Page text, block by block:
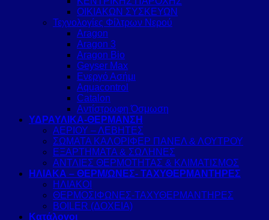
ΟΙΚΙΑΚΩΝ ΣΥΣΚΕΥΩΝ
Τεχνολογίες Φίλτρων Νερού
Aragon
Aragon 3
Aragon Bio
Geyser Max
Ενεργό Ασήμι
Aquacontrol
Catalon
Αντίστρωφη Όσμωση
ΥΔΡΑΥΛΙΚΑ-ΘΕΡΜΑΝΣΗ
ΑΕΡΙΟΥ – ΛΕΒΗΤΕΣ
ΣΩΜΑΤΑ ΚΑΛΟΡΙΦΕΡ ΠΑΝΕΛ & ΛΟΥΤΡΟΥ
ΕΞΑΡΤΗΜΑΤΑ & ΣΩΛΗΝΕΣ
ΑΝΤΛΙΕΣ ΘΕΡΜΟΤΗΤΑΣ & ΚΛΙΜΑΤΙΣΜΟΣ
ΗΛΙΑΚΑ – ΘΕΡΜ/ΩΝΕΣ- ΤΑΧΥΘΕΡΜΑΝΤΗΡΕΣ
ΗΛΙΑΚΟΙ
ΘΕΡΜΟΣΙΦΩΝΕΣ-ΤΑΧΥΘΕΡΜΑΝΤΗΡΕΣ
BOILER (ΔΟΧΕΙΑ)
Κατάλογοι